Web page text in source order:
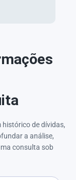
de dívidas,
a análise,
consulta sob